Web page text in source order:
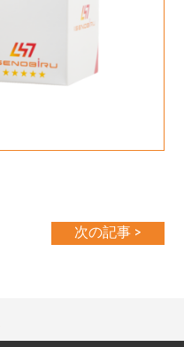
次の記事 >